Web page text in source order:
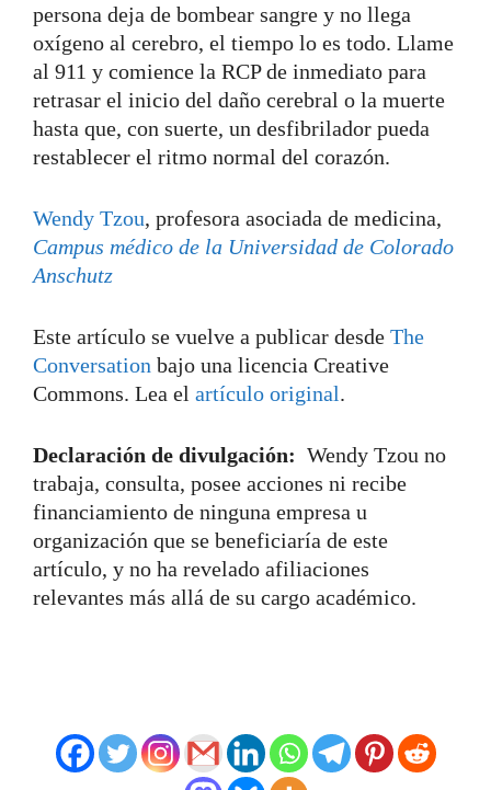
persona deja de bombear sangre y no llega
oxígeno al cerebro, el tiempo lo es todo. Llame
al 911 y comience la RCP de inmediato para
retrasar el inicio del daño cerebral o la muerte
hasta que, con suerte, un desfibrilador pueda
restablecer el ritmo normal del corazón.
Wendy Tzou, profesora asociada de medicina,
Campus médico de la Universidad de Colorado
Anschutz
Este artículo se vuelve a publicar desde The
Conversation bajo una licencia Creative
Commons. Lea el artículo original.
Declaración de divulgación: Wendy Tzou no
trabaja, consulta, posee acciones ni recibe
financiamiento de ninguna empresa u
organización que se beneficiaría de este
artículo, y no ha revelado afiliaciones
relevantes más allá de su cargo académico.